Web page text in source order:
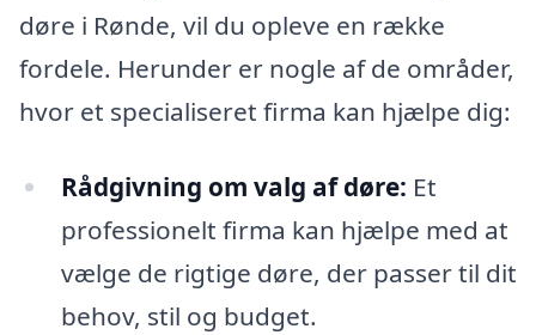
døre i Rønde, vil du opleve en række
fordele. Herunder er nogle af de områder,
hvor et specialiseret firma kan hjælpe dig:
Rådgivning om valg af døre: Et
professionelt firma kan hjælpe med at
vælge de rigtige døre, der passer til dit
behov, stil og budget.